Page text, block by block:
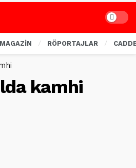
Dark
MAGAZİN RÖPORTAJLAR
kamhi